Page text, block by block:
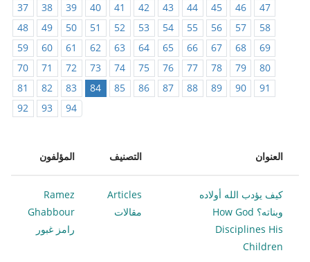
37
38 39 40 41 42 43 44 45 46
47
48
49 50 51 52 53 54 55 56 57
58
59
60 61 62 63 64 65 66 67 68
69
70
71 72 73 74 75 76 77 78 79
80
81
82 83 84 85 86 87 88 89 90
91
92
93 94
العنوان التصنيف المؤلفون
كيف يؤدب الله أولاده
وبناته؟ How God
Disciplines His
Children
Articles
مقالات
Ramez
Ghabbour
رامز غبور